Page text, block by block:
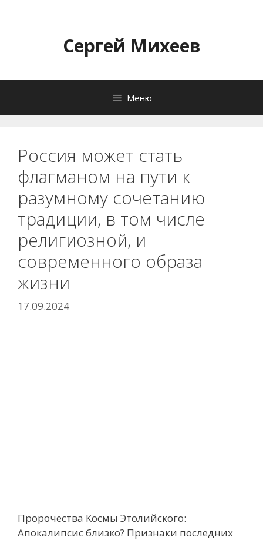
содержимомуСергей Михеев
Меню
Россия может стать
флагманом на пути к
разумному сочетанию
традиции, в том числе
религиозной, и
современного образа
жизни
17.09.2024
Пророчества Космы Этолийского:
Апокалипсис близко? Признаки последних